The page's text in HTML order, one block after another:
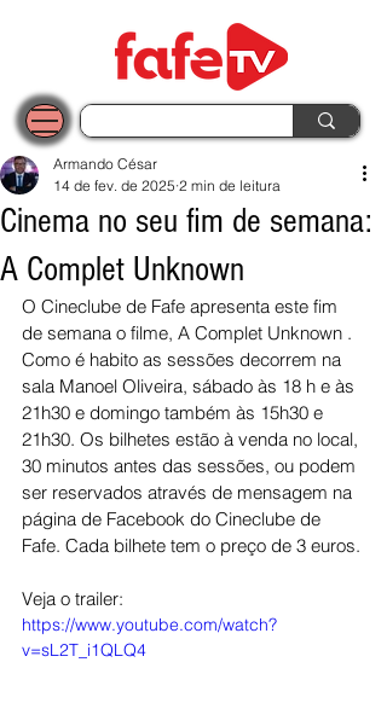
Cinema no seu fim de semana:
A Complet Unknown
Armando César
14 de fev. de 2025 2 min de leitura
O Cineclube de Fafe apresenta este fim
de semana o filme, A Complet Unknown .
Como é habito as sessões decorrem na
sala Manoel Oliveira, sábado às 18 h e às
21h30 e domingo também às 15h30 e
21h30. Os bilhetes estão à venda no local,
30 minutos antes das sessões, ou podem
ser reservados através de mensagem na
página de Facebook do Cineclube de
Fafe. Cada bilhete tem o preço de 3 euros.
Veja o trailer:
https://www.youtube.com/watch?
v=sL2T_i1QLQ4